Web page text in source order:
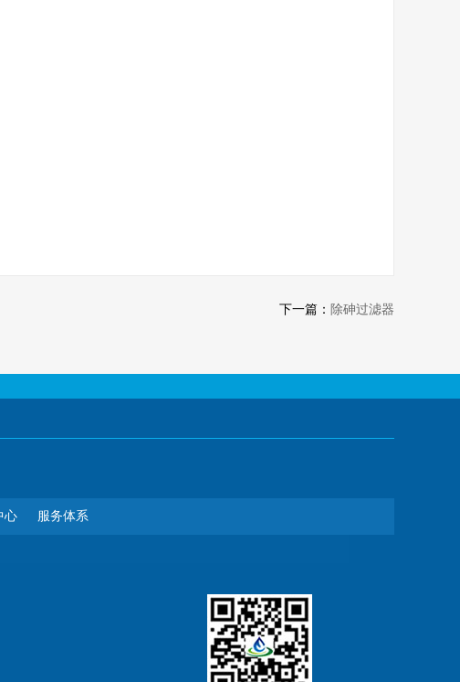
下一篇： 除砷过滤器
心 服务体系